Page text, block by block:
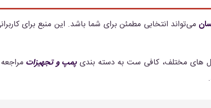
می‌تواند انتخابی مطمئن برای شما باشد. این منبع برای
های مختلف، کافی ست به دسته بندیپمپ و تجهیزات